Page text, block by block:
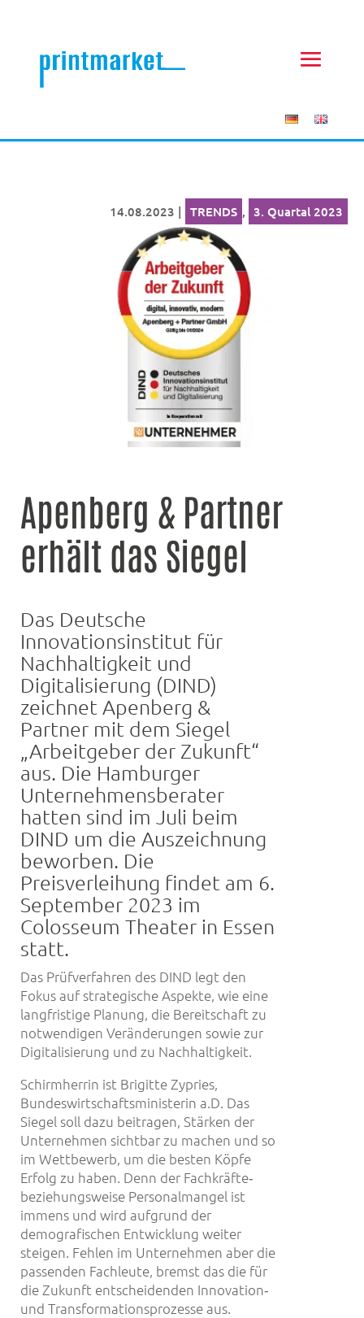
14.08.2023 | TRENDS , 3. Quartal 2023
Apenberg & Partner
erhält das Siegel
Das Deutsche
Innovationsinstitut für
Nachhaltigkeit und
Digitalisierung (DIND)
zeichnet Apenberg &
Partner mit dem Siegel
„Arbeitgeber der Zukunft“
aus. Die Hamburger
Unternehmensberater
hatten sind im Juli beim
DIND um die Auszeichnung
beworben. Die
Preisverleihung findet am 6.
September 2023 im
Colosseum Theater in Essen
statt.
Das Prüfverfahren des DIND legt den
Fokus auf strategische Aspekte, wie eine
langfristige Planung, die Bereitschaft zu
notwendigen Veränderungen sowie zur
Digitalisierung und zu Nachhaltigkeit.
Schirmherrin ist Brigitte Zypries,
Bundeswirtschaftsministerin a.D. Das
Siegel soll dazu beitragen, Stärken der
Unternehmen sichtbar zu machen und so
im Wettbewerb, um die besten Köpfe
Erfolg zu haben. Denn der Fachkräfte‐
beziehungsweise Personalmangel ist
immens und wird aufgrund der
demografischen Entwicklung weiter
steigen. Fehlen im Unternehmen aber die
passenden Fachleute, bremst das die für
die Zukunft entscheidenden Innovation‐
und Transformationsprozesse aus.